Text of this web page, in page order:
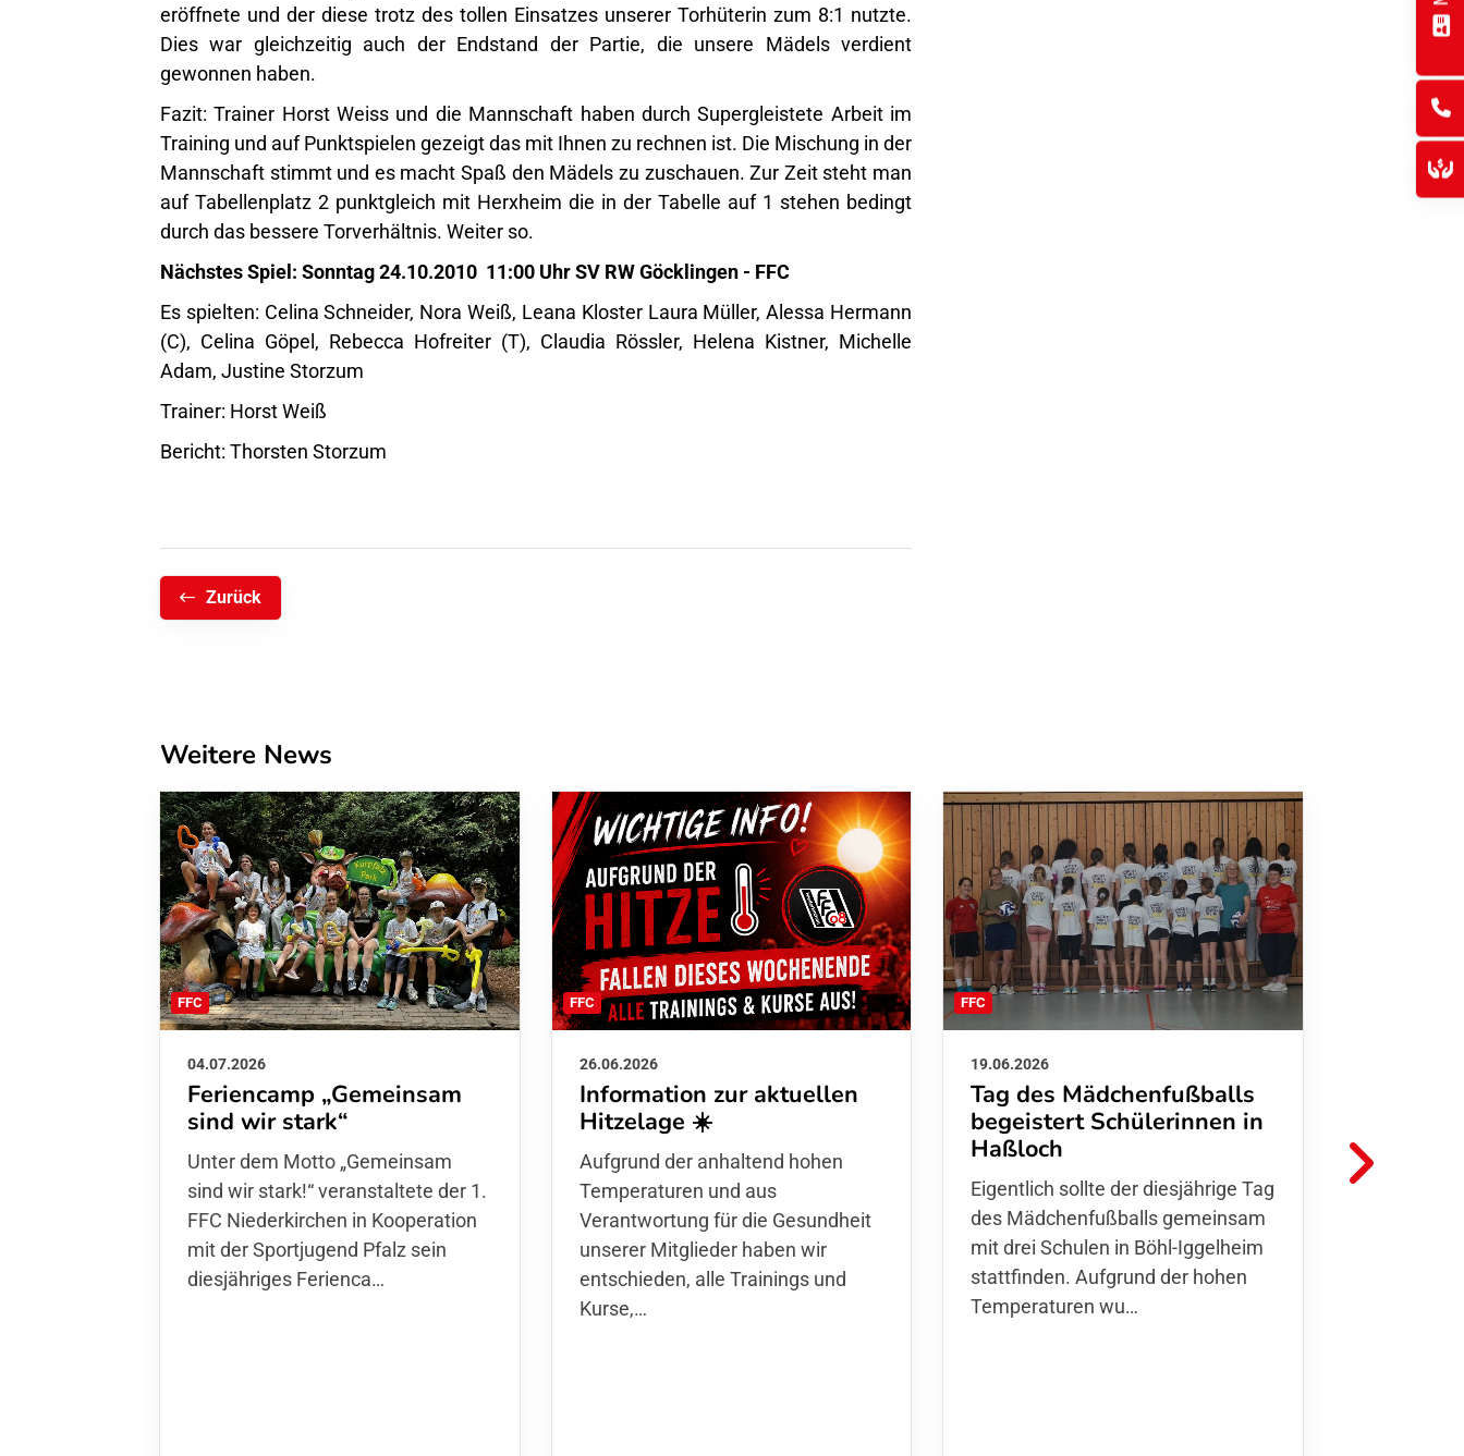
eröffnete und der diese trotz des tollen Einsatzes unserer Torhüterin zum 8:1 nutzte.
Dies war gleichzeitig auch der Endstand der Partie, die unsere Mädels verdient
gewonnen haben.
Fazit: Trainer Horst Weiss und die Mannschaft haben durch Supergleistete Arbeit im
Training und auf Punktspielen gezeigt das mit Ihnen zu rechnen ist. Die Mischung in der
Mannschaft stimmt und es macht Spaß den Mädels zu zuschauen. Zur Zeit steht man
auf Tabellenplatz 2 punktgleich mit Herxheim die in der Tabelle auf 1 stehen bedingt
durch das bessere Torverhältnis. Weiter so.
Nächstes Spiel: Sonntag 24.10.2010 11:00 Uhr SV RW Göcklingen - FFC
Es spielten: Celina Schneider, Nora Weiß, Leana Kloster Laura Müller, Alessa Hermann
(C), Celina Göpel, Rebecca Hofreiter (T), Claudia Rössler, Helena Kistner, Michelle
Adam, Justine Storzum
Trainer: Horst Weiß
Bericht: Thorsten Storzum
Zurück
Weitere News
FFC
04.07.2026
Feriencamp „Gemeinsam
sind wir stark“
Unter dem Motto „Gemeinsam sind
wir stark!“ veranstaltete der 1. FFC
Niederkirchen in Kooperation mit
der Sportjugend Pfalz sein
diesjähriges Ferienca…
FFC
26.06.2026
Information zur aktuellen
Hitzelage ☀️
Aufgrund der anhaltend hohen
Temperaturen und aus
Verantwortung für die Gesundheit
unserer Mitglieder haben wir
entschieden, alle Trainings und
Kurse,…
FFC
19.06.2026
Tag des Mädchenfußballs
begeistert Schülerinnen in
Haßloch
Eigentlich sollte der diesjährige Tag
des Mädchenfußballs gemeinsam
mit drei Schulen in Böhl-Iggelheim
stattfinden. Aufgrund der hohen
Temperaturen wu…
Hoffmann